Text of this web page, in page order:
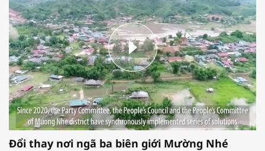
Đổi thay nơi ngã ba biên giới Mường Nhé